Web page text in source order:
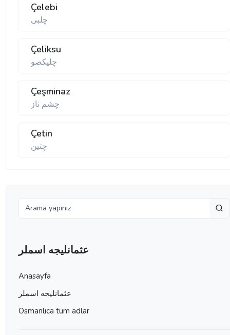
Çelebi
چلبی
Çeliksu
چلیكصو
Çeşminaz
چشم ناز
Çetin
چتین
عثمانليجه اسملر
Anasayfa
عثمانليجه اسملر
Osmanlıca tüm adlar